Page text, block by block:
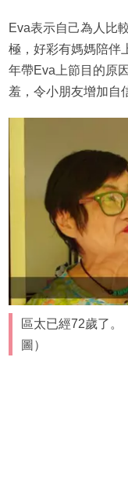
Eva表示自己為人比
極，好彩有媽媽陪伴
年帶Eva上節目的原
羞，令小朋友增加自
區太已經72歲了。
圖）